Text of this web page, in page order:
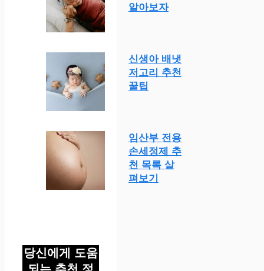
알아보자
신생아 배냇
저고리 추천
꿀팁
임산부 전용
손세정제 추
천 목록 살
펴보기
당신에게 도움
되는 추천 정